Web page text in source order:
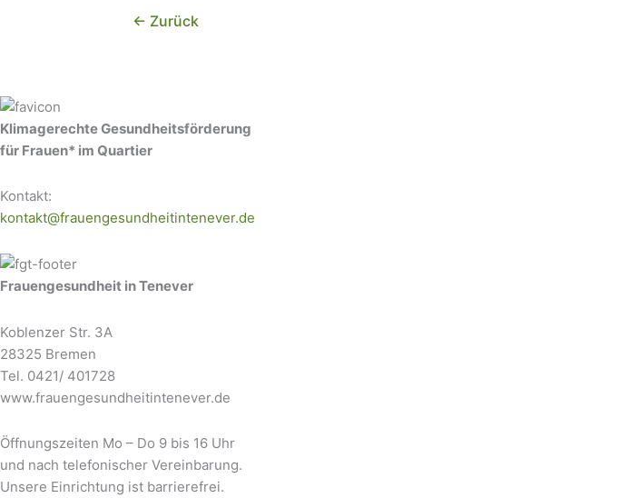
← Zurück
Klimagerechte Gesundheitsförderung
für Frauen* im Quartier
Kontakt:
kontakt@frauengesundheitintenever.de
Frauengesundheit in Tenever
Koblenzer Str. 3A
28325 Bremen
Tel. 0421/ 401728
www.frauengesundheitintenever.de
Öffnungszeiten Mo – Do 9 bis 16 Uhr
und nach telefonischer Vereinbarung.
Unsere Einrichtung ist barrierefrei.